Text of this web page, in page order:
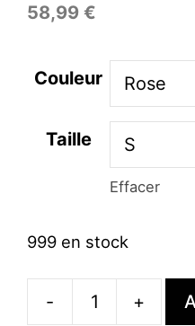
58,99 €
Couleur
Taille
Effacer
999 en stock
- +